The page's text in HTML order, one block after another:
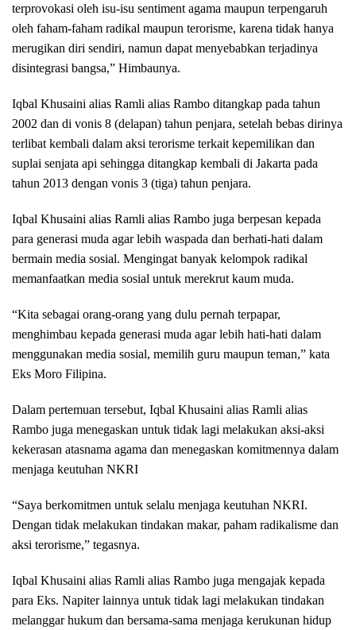
terprovokasi oleh isu-isu sentiment agama maupun terpengaruh
oleh faham-faham radikal maupun terorisme, karena tidak hanya
merugikan diri sendiri, namun dapat menyebabkan terjadinya
disintegrasi bangsa,” Himbaunya.
Iqbal Khusaini alias Ramli alias Rambo ditangkap pada tahun
2002 dan di vonis 8 (delapan) tahun penjara, setelah bebas dirinya
terlibat kembali dalam aksi terorisme terkait kepemilikan dan
suplai senjata api sehingga ditangkap kembali di Jakarta pada
tahun 2013 dengan vonis 3 (tiga) tahun penjara.
Iqbal Khusaini alias Ramli alias Rambo juga berpesan kepada
para generasi muda agar lebih waspada dan berhati-hati dalam
bermain media sosial. Mengingat banyak kelompok radikal
memanfaatkan media sosial untuk merekrut kaum muda.
“Kita sebagai orang-orang yang dulu pernah terpapar,
menghimbau kepada generasi muda agar lebih hati-hati dalam
menggunakan media sosial, memilih guru maupun teman,” kata
Eks Moro Filipina.
Dalam pertemuan tersebut, Iqbal Khusaini alias Ramli alias
Rambo juga menegaskan untuk tidak lagi melakukan aksi-aksi
kekerasan atasnama agama dan menegaskan komitmennya dalam
menjaga keutuhan NKRI
“Saya berkomitmen untuk selalu menjaga keutuhan NKRI.
Dengan tidak melakukan tindakan makar, paham radikalisme dan
aksi terorisme,” tegasnya.
Iqbal Khusaini alias Ramli alias Rambo juga mengajak kepada
para Eks. Napiter lainnya untuk tidak lagi melakukan tindakan
melanggar hukum dan bersama-sama menjaga kerukunan hidup